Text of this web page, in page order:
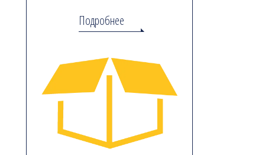
Подробнее